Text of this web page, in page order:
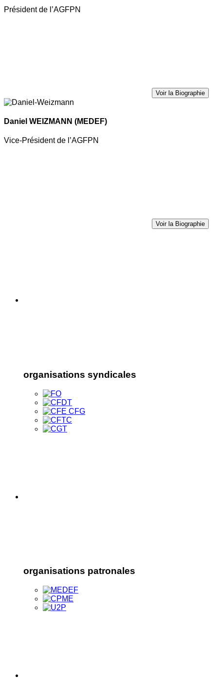
Président de l’AGFPN
Voir la Biographie
Daniel WEIZMANN (MEDEF)
Vice-Président de l’AGFPN
Voir la Biographie
organisations syndicales
organisations patronales